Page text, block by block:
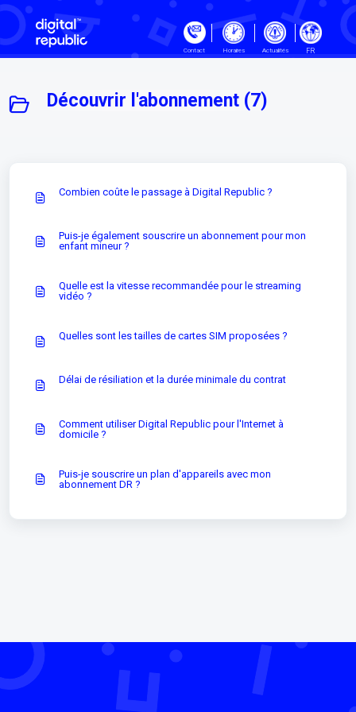
Passer au contenu principal
Contact Horaires Actualités FR
Découvrir l'abonnement (7)
Combien coûte le passage à Digital Republic ?
Puis-je également souscrire un abonnement pour mon
enfant mineur ?
Quelle est la vitesse recommandée pour le streaming
vidéo ?
Quelles sont les tailles de cartes SIM proposées ?
Délai de résiliation et la durée minimale du contrat
Comment utiliser Digital Republic pour l'Internet à
domicile ?
Puis-je souscrire un plan d'appareils avec mon
abonnement DR ?